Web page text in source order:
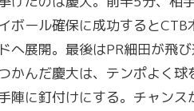
ボール確保に成功するとCTB
へ展開。最後はPR細田が飛
かんだ慶大は、テンポよく球
陣に釘付けにする。チャンス